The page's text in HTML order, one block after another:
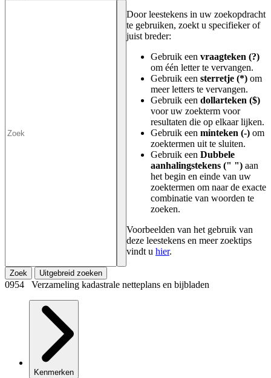
Door leestekens in uw zoekopdracht
te gebruiken, zoekt u specifieker of
juist breder:
Gebruik een vraagteken (?)
om één letter te vervangen.
Gebruik een sterretje (*) om
meer letters te vervangen.
Gebruik een dollarteken ($)
voor uw zoekterm voor
resultaten die op elkaar lijken.
Gebruik een minteken (-) om
zoektermen uit te sluiten.
Gebruik een Dubbele
aanhalingstekens (" ") aan
het begin en einde van uw
zoektermen om naar de exacte
combinatie van woorden te
zoeken.
Voorbeelden van het gebruik van
deze leestekens en meer zoektips
vindt u hier.
Zoek Uitgebreid zoeken
0954 Verzameling kadastrale netteplans en bijbladen
Kenmerken